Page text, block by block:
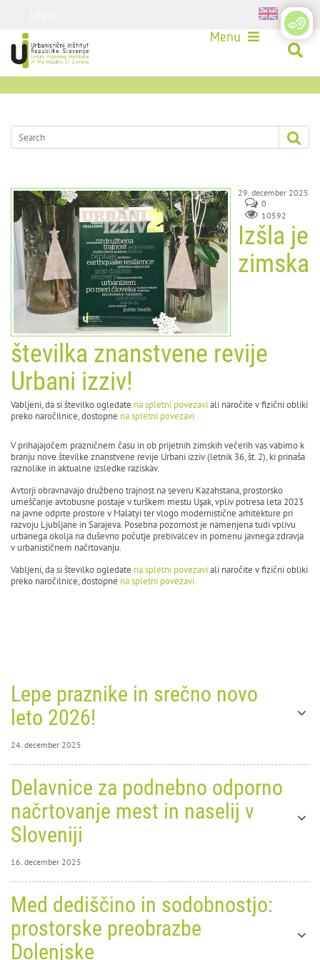
Menu
29. december 2025
0
10592
Izšla je
zimska
številka znanstvene revije
Urbani izziv!
Vabljeni, da si številko ogledate na spletni povezaviali naročite v fizični obliki
preko naročilnice, dostopne na spletni povezavi
V prihajajočem prazničnem času in ob prijetnih zimskih večerih vas vabimo k
branju nove številke znanstvene revije Urbani izziv (letnik 36, št. 2), ki prinaša
raznolike in aktualne izsledke raziskav.
Avtorji obravnavajo družbeno trajnost na severu Kazahstana, prostorsko
umeščanje avtobusne postaje v turškem mestu Uşak, vpliv potresa leta 2023
na javne odprte prostore v Malatyi ter vlogo modernistične arhitekture pri
razvoju Ljubljane in Sarajeva. Posebna pozornost je namenjena tudi vplivu
urbanega okolja na duševno počutje prebivalcev in pomenu javnega zdravja
v urbanističnem načrtovanju.
Vabljeni, da si številko ogledate na spletni povezaviali naročite v fizični obliki
preko naročilnice, dostopne na spletni povezavi.
Lepe praznike in srečno novo
leto 2026!
24. december 2025
0
Lepe
praznike in srečno novo leto
Delavnice za podnebno odporno
načrtovanje mest in naselij v
Sloveniji
16. december 2025
16. december 2025
0
Med dediščino in sodobnostjo:
prostorske preobrazbe
Dolenjske